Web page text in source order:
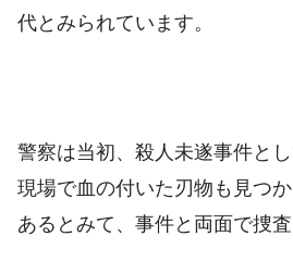
代とみられています。
警察は当初、殺人未遂事件とし
現場で血の付いた刃物も見つ
あるとみて、事件と両面で捜査